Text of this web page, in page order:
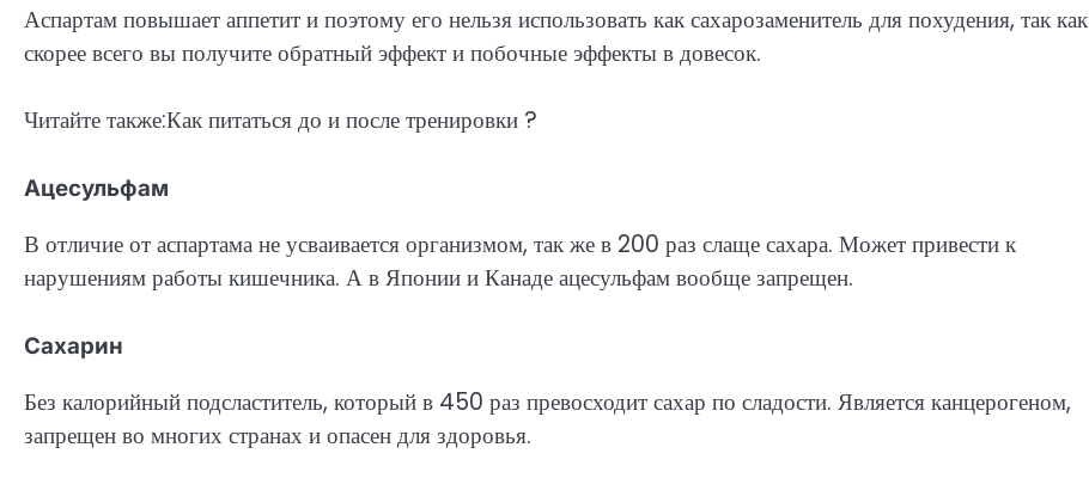
Аспартам повышает аппетит и поэтому его нельзя использовать как сахарозаменитель для похудения, так как
скорее всего вы получите обратный эффект и побочные эффекты в довесок.
Читайте также:Как питаться до и после тренировки ?
Ацесульфам
В отличие от аспартама не усваивается организмом, так же в 200 раз слаще сахара. Может привести к
нарушениям работы кишечника. А в Японии и Канаде ацесульфам вообще запрещен.
Сахарин
Без калорийный подсластитель, который в 450 раз превосходит сахар по сладости. Является канцерогеном,
запрещен во многих странах и опасен для здоровья.